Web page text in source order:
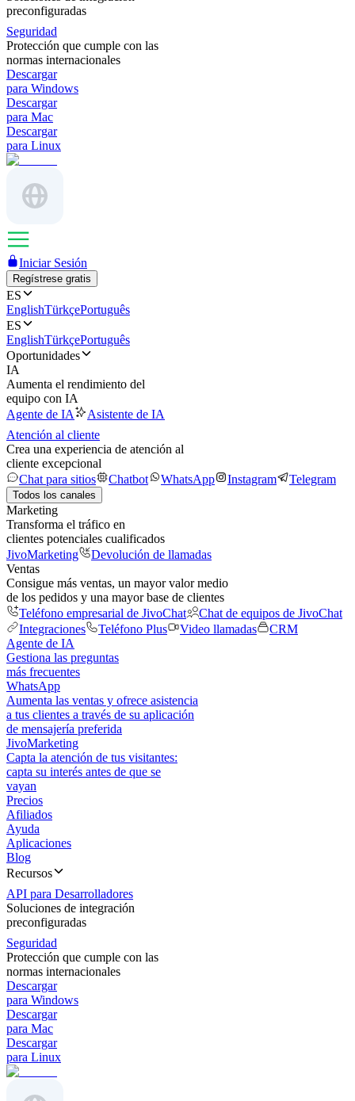
preconfiguradas
Seguridad
Protección que cumple con las
normas internacionales
Descargar
para Windows
Descargar
para Mac
Descargar
para Linux
Iniciar Sesión
Regístrese gratis
ES
EnglishTürkçePortuguês
ES
EnglishTürkçePortuguês
Oportunidades
IA
Aumenta el rendimiento del
equipo con IA
Agente de IA
Asistente de IA
Atención al cliente
Crea una experiencia de atención al
cliente excepcional
Chat para sitios
Chatbot WhatsApp Instagram Telegram
Todos los canales
Marketing
Transforma el tráfico en
clientes potenciales cualificados
JivoMarketing
Devolución de llamadas
Ventas
Consigue más ventas, un mayor valor medio
de los pedidos y una mayor base de clientes
Teléfono empresarial de JivoChat
Chat de equipos de JivoChat
Integraciones
Teléfono Plus Video llamadas
CRM
Agente de IA
Gestiona las preguntas
más frecuentes
WhatsApp
Aumenta las ventas y ofrece asistencia
a tus clientes a través de su aplicación
de mensajería preferida
JivoMarketing
Capta la atención de tus visitantes:
capta su interés antes de que se
vayan
Precios
Afiliados
Ayuda
Aplicaciones
Blog
Recursos
API para Desarrolladores
Soluciones de integración
preconfiguradas
Seguridad
Protección que cumple con las
normas internacionales
Descargar
para Windows
Descargar
para Mac
Descargar
para Linux